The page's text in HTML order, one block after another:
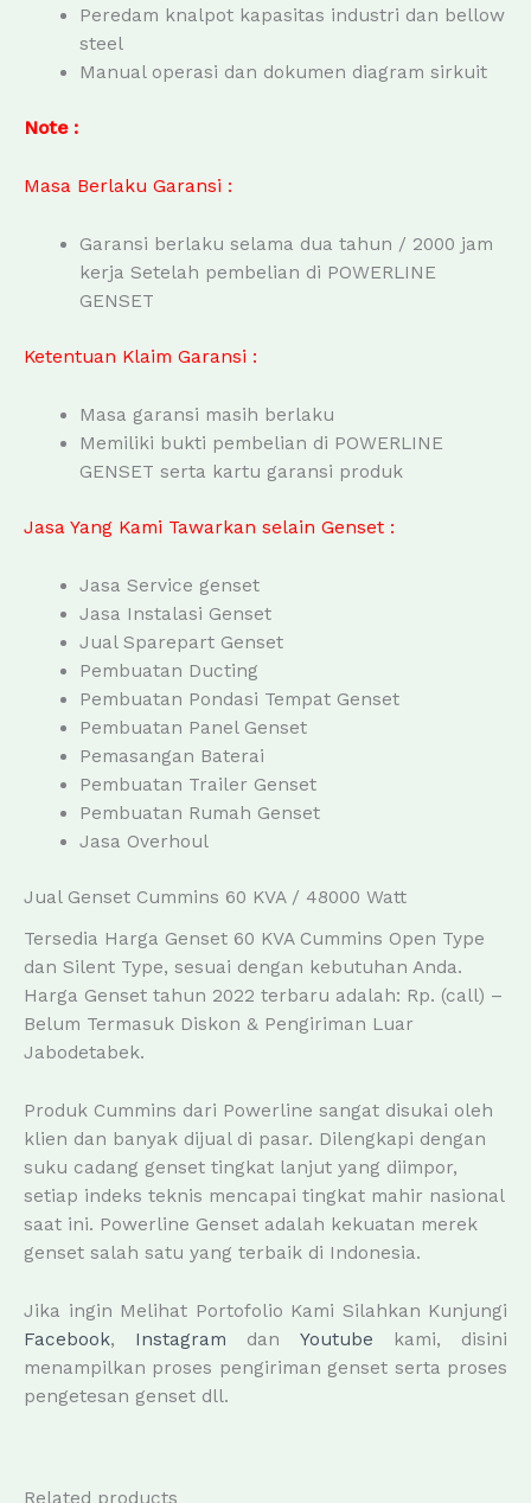
Peredam knalpot kapasitas industri dan bellow
steel
Manual operasi dan dokumen diagram sirkuit
Note :
Masa Berlaku Garansi :
Garansi berlaku selama dua tahun / 2000 jam
kerja Setelah pembelian di POWERLINE
GENSET
Ketentuan Klaim Garansi :
Masa garansi masih berlaku
Memiliki bukti pembelian di POWERLINE
GENSET serta kartu garansi produk
Jasa Yang Kami Tawarkan selain Genset :
Jasa Service genset
Jasa Instalasi Genset
Jual Sparepart Genset
Pembuatan Ducting
Pembuatan Pondasi Tempat Genset
Pembuatan Panel Genset
Pemasangan Baterai
Pembuatan Trailer Genset
Pembuatan Rumah Genset
Jasa Overhoul
Jual Genset Cummins 60 KVA / 48000 Watt
Tersedia Harga Genset 60 KVA Cummins Open Type
dan Silent Type, sesuai dengan kebutuhan Anda.
Harga Genset tahun 2022 terbaru adalah: Rp. (call) –
Belum Termasuk Diskon & Pengiriman Luar
Jabodetabek.
Produk Cummins dari Powerline sangat disukai oleh
klien dan banyak dijual di pasar. Dilengkapi dengan
suku cadang genset tingkat lanjut yang diimpor,
setiap indeks teknis mencapai tingkat mahir nasional
saat ini. Powerline Genset adalah kekuatan merek
genset salah satu yang terbaik di Indonesia.
Jika ingin Melihat Portofolio Kami Silahkan Kunjungi
Facebook, Instagram dan Youtube kami, disini
menampilkan proses pengiriman genset serta proses
pengetesan genset dll.
Related products